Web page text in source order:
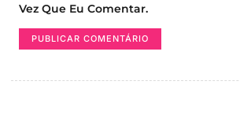
Vez Que Eu Comentar.